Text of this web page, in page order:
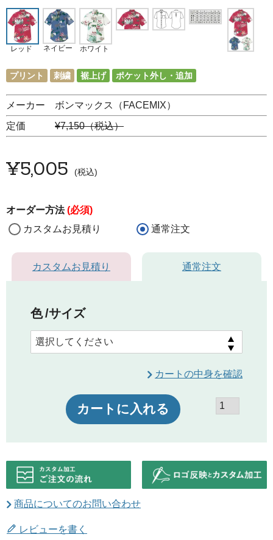
レッド ネイビー ホワイト
プリント 刺繍 裾上げ ポケット外し・追加
メーカー ボンマックス（FACEMIX）
定価 ¥7,150（税込）
¥5,005 税込
オーダー方法(必須)
カスタムお見積り
通常注文
カスタムお見積り 通常注文
色 サイズ
カートの中身を確認
カートに入れる
商品についてのお問い合わせ
レビューを書く